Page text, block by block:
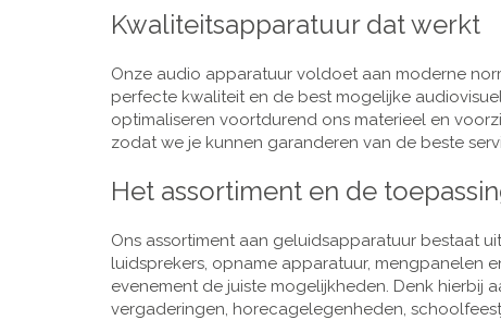
Kwaliteitsapparatuur dat werkt
Onze audio apparatuur voldoet aan moderne
perfecte kwaliteit en de best mogelijke
optimaliseren voortdurend ons materieel en
zodat we je kunnen garanderen van de beste
Het assortiment en de
Ons assortiment aan geluidsapparatuur bestaat
luidsprekers, opname apparatuur, mengpanelen
evenement de juiste mogelijkheden. Denk hierbij
vergaderingen, horecagelegenheden,